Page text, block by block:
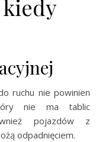
ruchu nie powinien
nie ma tablic
pojazdów z
odpadnięciem.